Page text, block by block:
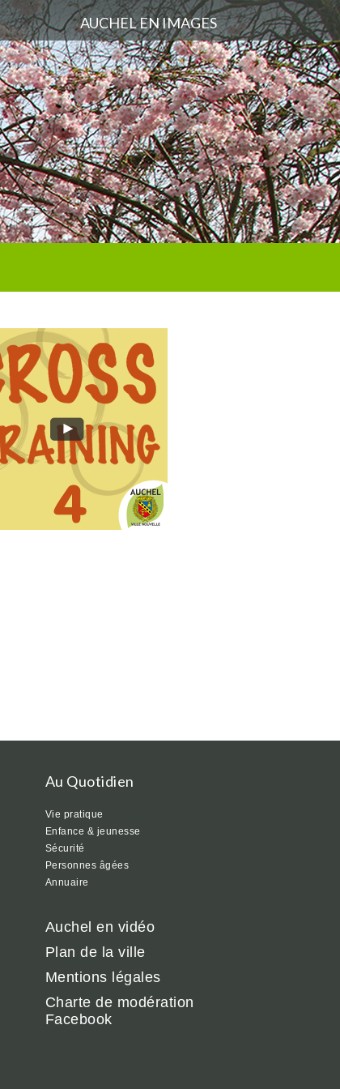
AUCHEL EN IMAGES
Au Quotidien
Vie pratique
Enfance & jeunesse
Sécurité
Personnes âgées
Annuaire
Auchel en vidéo
Plan de la ville
Mentions légales
Charte de modération
Facebook